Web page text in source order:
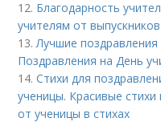
12. Благодарность
учителям от
13.Лучшие
Поздравления на День
14.Стихи для
ученицы. Красивые
от ученицы в стихах